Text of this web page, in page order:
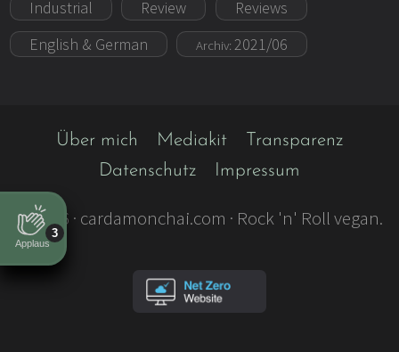
Applaus
3
Industrial
Review
Reviews
English & German
Archiv: 2021/06
Über mich Mediakit
Transparenz
Datenschutz
Impressum
©2026 · cardamonchai.com · Rock 'n' Roll vegan.